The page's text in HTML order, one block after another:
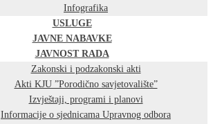
Infografika
USLUGE
JAVNE NABAVKE
JAVNOST RADA
Zakonski i podzakonski akti
Akti KJU ”Porodično savjetovalište”
Izvještaji, programi i planovi
Informacije o sjednicama Upravnog odbora